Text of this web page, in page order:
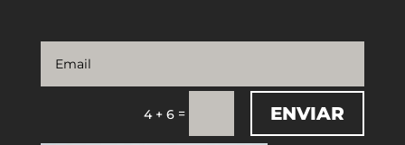
4 + 6 = ENVIAR